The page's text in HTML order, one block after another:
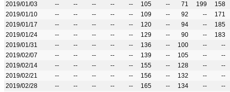
2019/01/03
-- -- -- -- -- 105 -- 71 199
158
2019/01/10
-- -- -- -- -- 109 -- 92 --
171
2019/01/17
-- -- -- -- -- 120 -- 94 --
185
2019/01/24
-- -- -- -- -- 129 -- 90 --
183
2019/01/31
-- -- -- -- -- 136 -- 100 --
--
2019/02/07
-- -- -- -- -- 139 -- 105 --
--
2019/02/14
-- -- -- -- -- 155 -- 128 --
--
2019/02/21
-- -- -- -- -- 156 -- 132 --
--
2019/02/28
-- -- -- -- -- 165 -- 134 --
--